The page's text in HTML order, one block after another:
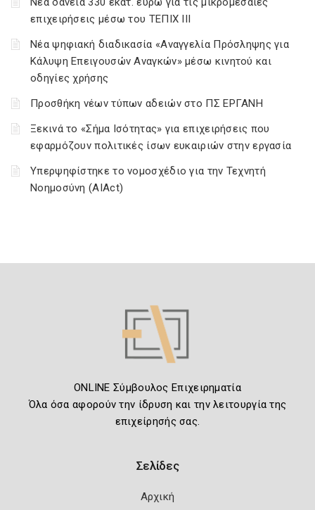
επιχειρήσεις μέσω του ΤΕΠΙΧ ΙΙΙ
Νέα ψηφιακή διαδικασία «Αναγγελία Πρόσληψης για
Κάλυψη Επειγουσών Αναγκών» μέσω κινητού και
οδηγίες χρήσης
Προσθήκη νέων τύπων αδειών στο ΠΣ ΕΡΓΑΝΗ
Ξεκινά το «Σήμα Ισότητας» για επιχειρήσεις που
εφαρμόζουν πολιτικές ίσων ευκαιριών στην εργασία
Υπερψηφίστηκε το νομοσχέδιο για την Τεχνητή
Νοημοσύνη (AIAct)
ONLINE Σύμβουλος Επιχειρηματία
Όλα όσα αφορούν την ίδρυση και την λειτουργία της
επιχείρησής σας.
Σελίδες
Αρχική